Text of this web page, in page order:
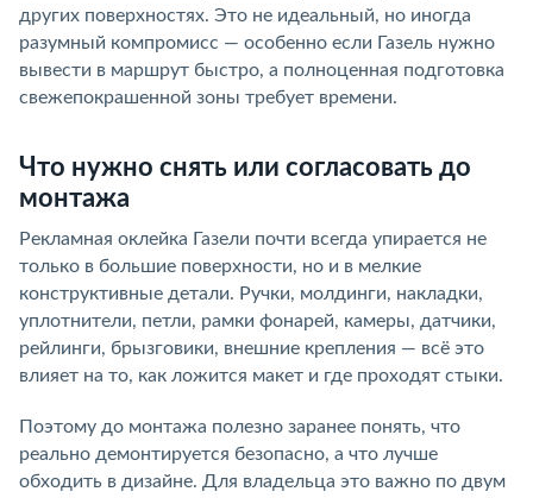
других поверхностях. Это не идеальный, но иногда
разумный компромисс — особенно если Газель нужно
вывести в маршрут быстро, а полноценная подготовка
свежепокрашенной зоны требует времени.
Что нужно снять или согласовать до
монтажа
Рекламная оклейка Газели почти всегда упирается не
только в большие поверхности, но и в мелкие
конструктивные детали. Ручки, молдинги, накладки,
уплотнители, петли, рамки фонарей, камеры, датчики,
рейлинги, брызговики, внешние крепления — всё это
влияет на то, как ложится макет и где проходят стыки.
Поэтому до монтажа полезно заранее понять, что
реально демонтируется безопасно, а что лучше
обходить в дизайне. Для владельца это важно по двум